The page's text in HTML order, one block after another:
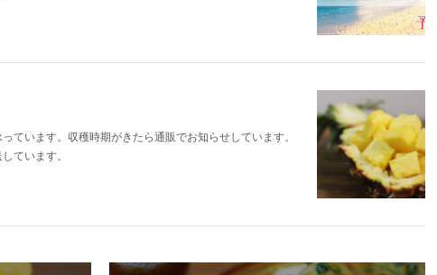
ています。収穫時期がきたら通販でお知らせしています。
ています。